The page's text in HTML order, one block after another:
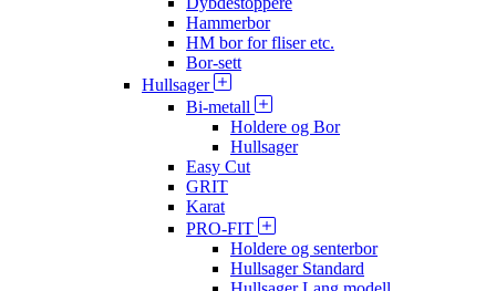
Hammerbor
HM bor for fliser etc.
Bor-sett
Hullsager
Bi-metall
Holdere og Bor
Hullsager
Easy Cut
GRIT
Karat
PRO-FIT
Holdere og senterbor
Hullsager Standard